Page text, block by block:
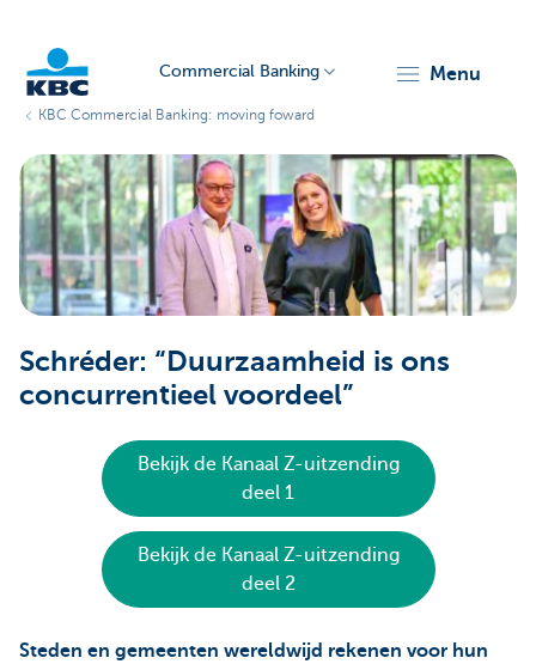
Commercial Banking menu
KBC Commercial Banking: moving foward
Schréder: “Duurzaamheid is ons
concurrentieel voordeel”
Bekijk de Kanaal Z-uitzending
deel 1
Bekijk de Kanaal Z-uitzending
deel 2
Steden en gemeenten wereldwijd rekenen voor hun